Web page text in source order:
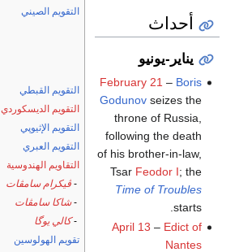
التقويم الصيني
التقويم القبطي
التقويم الديسكوردي
التقويم الإثيوپي
التقويم العبري
التقاويم الهندوسية
- ڤيكرام سامڤات
-شاكا سامڤات
-كالي يوگا
تقويم الهولوسين
أحداث
يناير-يونيو
February 21 – Boris
Godunovseizes the
throne of Russia,
following the death
of his brother-in-law,
Tsar Feodor I; the
Time of Troubles
starts.
April 13 – Edict of
Nantes